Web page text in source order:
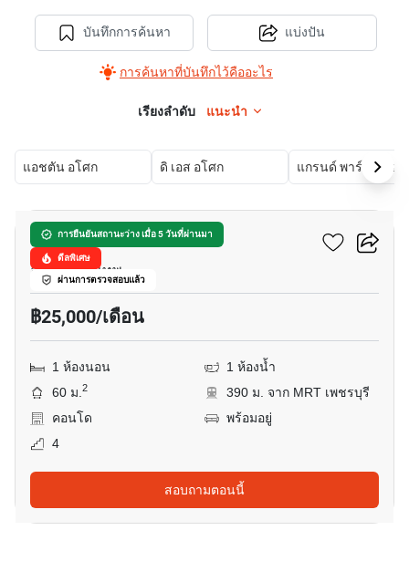
บันทึกการค้นหา
การค้นหาที่บันทึกไว้คืออะไร
แบ่งปัน
เรียงลำดับ แนะนำ
แอชตัน อโศก ดิ เอส อโศก
การยืนยันสถานะว่าง เมื่อ 5 วันที่ผ่านมา
ดีลพิเศษ
ผ่านการตรวจสอบแล้ว
สุขุมวิท ลิฟวิ่ง ทาวน์
อโศก, กรุงเทพ
฿25,000/เดือน
1 ห้องนอน
1 ห้องน้ำ
60 ม.2
390 ม. จาก MRT เพชรบุรี
คอนโด
พร้อมอยู่
4
สอบถามตอนนี้